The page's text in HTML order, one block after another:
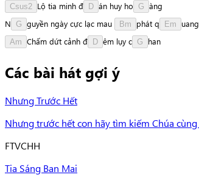
Csus2 Lộ tia minh đ D án huy ho G àng
N
G guyền ngày cực lạc mau Bm phát q Em uang
Am Chấm dứt cảnh đ D êm lụy c G han
Các bài hát gợi ý
Nhưng Trước Hết
Nhưng trước hết con hãy tìm kiếm Chúa
FTVCHH
Tia Sáng Ban Mai